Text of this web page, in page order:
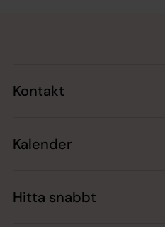
Kontakt
Kalender
Hitta snabbt